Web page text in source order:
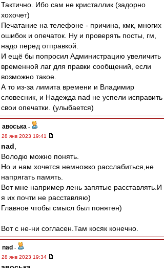
Тактично. Ибо сам не кристаллик (задорно
хохочет)
Печатание на телефоне - причина, кмк, многих
ошибок и опечаток. Ну и проверять посты, гм,
надо перед отправкой.
И ещё бы попросил Администрацию увеличить
временной лаг для правки сообщений, если
возможно такое.
А то из-за лимита времени и Владимир
словесник, и Надежда nad не успели исправить
свои опечатки. (улыбается)
авоська -
28 янв 2023 19:41
nad
Володю можно понять.
Но и нам хочется немножко расслабиться,не
напрягать память.
Вот мне например лень запятые расставлять.И
я их почти не расставляю)
Главное чтобы смысл был понятен)
Вот с не-ни согласен.Там косяк конечно.
nad -
28 янв 2023 19:34